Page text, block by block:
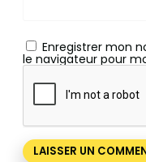
Enregistrer mon
le navigateur pour